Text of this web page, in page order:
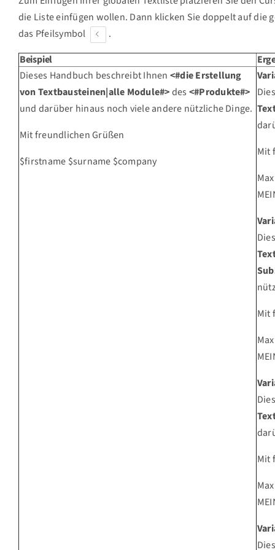
die Liste einfügen wollen. Dann klicken Sie doppelt auf die
das Pfeilsymbol
.
Beispiel
Dieses Handbuch beschreibt Ihnen <#die Erstellung
von Textbausteinen|alle Module#>des <#Produkte#>
und darüber hinaus noch viele andere nützliche Dinge.
Mit freundlichen Grüßen
$firstname $surname $company
Mit
Mit
Mit